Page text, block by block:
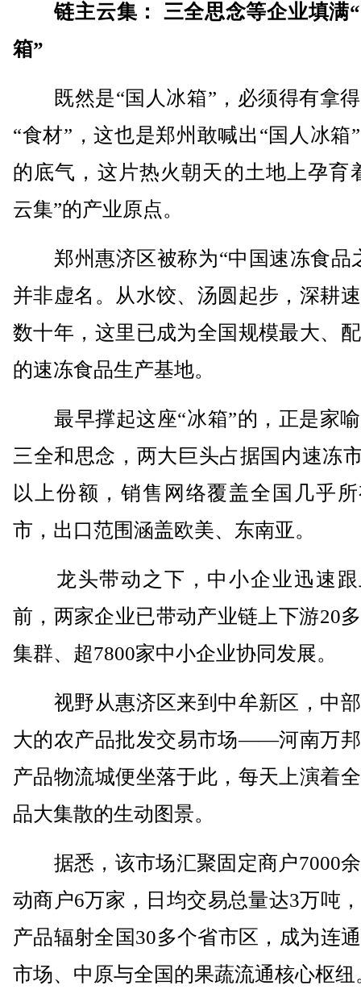
链主云集： 三全思念等企业填满
箱”
既然是“国人冰箱”，必须得有拿
“食材”，这也是郑州敢喊出“国人冰箱
的底气，这片热火朝天的土地上孕育
云集”的产业原点。
郑州惠济区被称为“中国速冻食品
并非虚名。从水饺、汤圆起步，深耕
数十年，这里已成为全国规模最大、
的速冻食品生产基地。
最早撑起这座“冰箱”的，正是家
三全和思念，两大巨头占据国内速冻
以上份额，销售网络覆盖全国几乎
市，出口范围涵盖欧美、东南亚。
龙头带动之下，中小企业迅速跟
前，两家企业已带动产业链上下游20
集群、超7800家中小企业协同发展。
视野从惠济区来到中牟新区，中
大的农产品批发交易市场——河南万
产品物流城便坐落于此，每天上演着
品大集散的生动图景。
据悉，该市场汇聚固定商户7000
动商户6万家，日均交易总量达3万吨
产品辐射全国30多个省市区，成为连
市场、中原与全国的果蔬流通核心枢纽